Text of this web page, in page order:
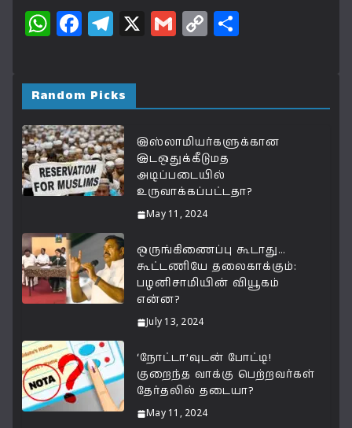
W
s
A
p
p
F
e
b
o
o
k
T
g
ra
m
X
G
C
n
k
Random Picks
இஸ்லாமியர்களுக்கான
இடஒதுக்கீடுமத
அடிப்படையில்
உருவாக்கப்பட்டதா?
May 11, 2024
ஒருங்கிணைப்பு கூடாது…
கூட்டணியே தலைகாக்கும்:
பழனிசாமியின் வியூகம்
என்ன?
July 13, 2024
‘நோட்டா’வுடன் போட்டி!
குறைந்த வாக்கு பெற்றவர்கள்
தேர்தலில் தடையா?
May 11, 2024